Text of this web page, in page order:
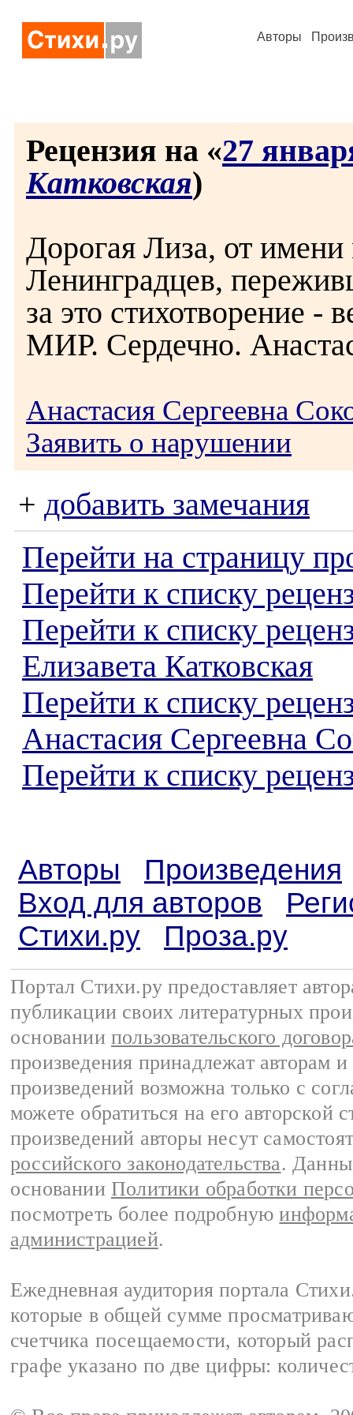
Авторы
Рецензия на «27
Катковская)
Дорогая Лиза, от
Ленинградцев,
за это стихотворение -
МИР. Сердечно.
Анастасия Сергеевна
Заявить о нарушении
+ добавить замечания
Перейти на страницу
Перейти к списку
Перейти к списку
Елизавета Катковская
Перейти к списку
Анастасия Сергеевна
Перейти к списку
Авторы
Произведения
Вход для авторов
Стихи.ру
Проза.ру
Портал Стихи.ру предоставляет
публикации своих литературных
основании пользовательского
произведения принадлежат авторам
произведений возможна только с
можете обратиться на его авторской
произведений авторы несут
российского законодательства.
основании Политики обработки
посмотреть более подробную
администрацией.
Ежедневная аудитория портала
которые в общей сумме
счетчика посещаемости, который
графе указано по две цифры: